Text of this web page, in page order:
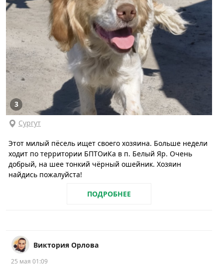
3
Сургут
Этот милый пëсель ищет своего хозяина. Больше недели
ходит по территории БПТОиКа в п. Белый Яр. Очень
добрый, на шее тонкий чёрный ошейник. Хозяин
найдись пожалуйста!
ПОДРОБНЕЕ
Виктория Орлова
25 мая 01:09